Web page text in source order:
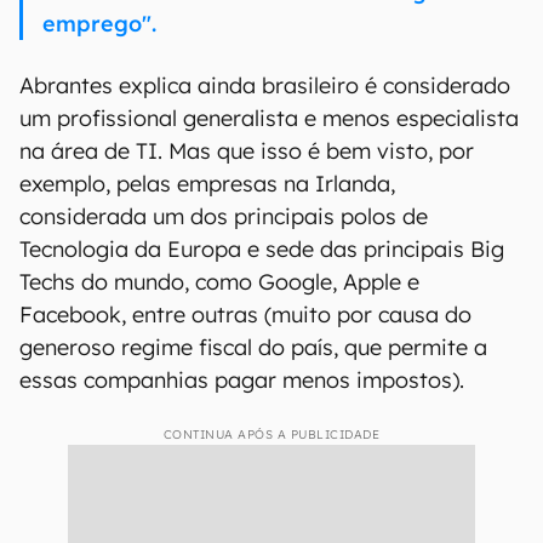
emprego".
Abrantes explica ainda brasileiro é considerado
um profissional generalista e menos especialista
na área de TI. Mas que isso é bem visto, por
exemplo, pelas empresas na Irlanda,
considerada um dos principais polos de
Tecnologia da Europa e sede das principais Big
Techs do mundo, como Google, Apple e
Facebook, entre outras (muito por causa do
generoso regime fiscal do país, que permite a
essas companhias pagar menos impostos).
CONTINUA APÓS A PUBLICIDADE